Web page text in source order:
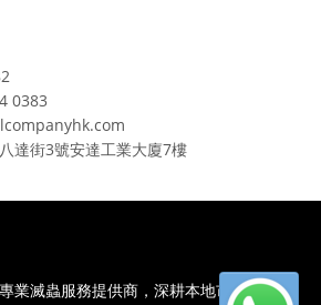
0383
達街3號安達工業大廈7樓
業滅蟲服務提供商，深耕本地市場多年，